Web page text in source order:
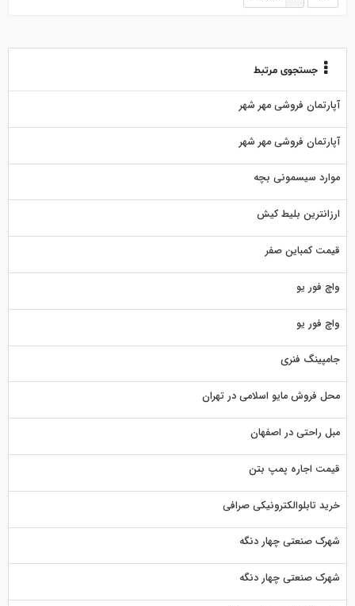
جستجوی مرتبط
آپارتمان فروشی مهر شهر
آپارتمان فروشی مهر شهر
موارد سیسمونی بچه
ارزانترین بلیط کیش
قیمت کمباین صفر
واچ فور یو
واچ فور یو
جامپینگ فنری
محل فروش مایو اسلامی در تهران
مبل راحتی در اصفهان
قیمت اجاره پمپ بتن
خرید تابلوالکترونیکی صرافی
شهرک صنعتی چهار دنگه
شهرک صنعتی چهار دنگه